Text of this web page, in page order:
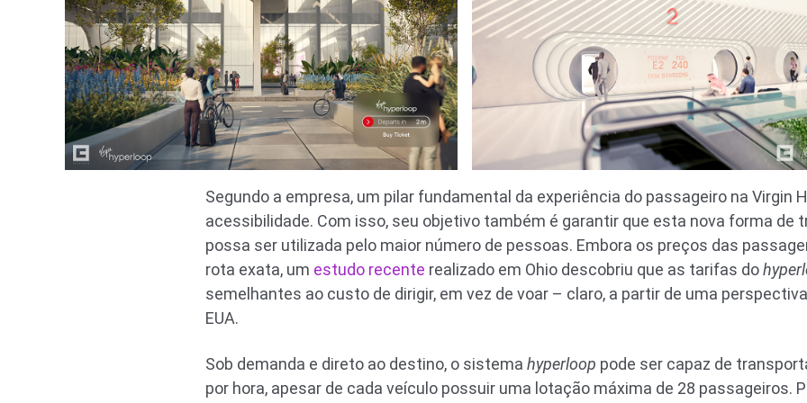
Segundo a empresa, um pilar fundamental da experiência do passageiro na Virgin
acessibilidade. Com isso, seu objetivo também é garantir que esta nova forma de
possa ser utilizada pelo maior número de pessoas. Embora os preços das
rota exata, um estudo recente realizado em Ohio descobriu que as tarifas do
semelhantes ao custo de dirigir, em vez de voar – claro, a partir de uma
EUA.
Sob demanda e direto ao destino, o sistema hyperloop pode ser capaz de
por hora, apesar de cada veículo possuir uma lotação máxima de 28 passageiros.